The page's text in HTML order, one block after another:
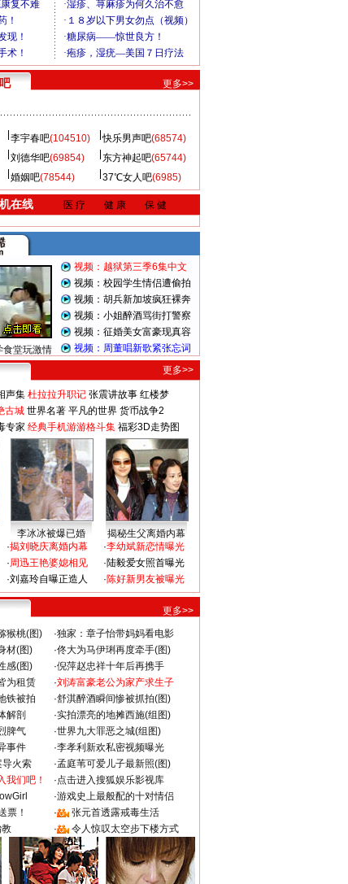
更多>>
李宇春吧(104510) 快乐男声吧(68574)
刘德华吧(69854) 东方神起吧(65744)
婚姻吧(78544) 37℃女人吧(6985)
在线 医 疗 健 康 保 健
食堂玩激情
视频：越狱第三季6集中文
视频：校园学生情侣遭偷拍
视频：胡兵新加坡疯狂裸奔
视频：小姐醉酒骂街打警察
视频：征婚美女富豪现真容
视频：周董唱新歌紧张忘词
更多>>
声集 杜拉拉升职记 张震讲故事 红楼梦
古城 世界名著 平凡的世界 货币战争2
专家 经典手机游游格斗集 福彩3D走势图
李冰冰被爆已婚
揭秘生父离婚内幕
·揭刘晓庆离婚内幕
·周迅王艳婆媳相见
·刘嘉玲自曝正造人
·李幼斌新恋情曝光
·陆毅爱女照首曝光
·陈好新男友被曝光
更多>>
猴桃(图) ·独家：章子怡带妈妈看电影
材(图) ·佟大为马伊琍再度牵手(图)
感(图) ·倪萍赵忠祥十年后再携手
为租赁 ·刘涛富豪老公为家产求生子
铁被拍 ·舒淇醉酒瞬间惨被抓拍(图)
解剖 ·实拍漂亮的地摊西施(组图)
脾气 ·世界九大罪恶之城(组图)
事件 ·李孝利新欢私密视频曝光
导火索 ·孟庭苇可爱儿子最新照(图)
我们吧！ ·点击进入搜狐娱乐影视库
·游戏史上最般配的十对情侣
票！ ·
张元首透露戒毒生活
· 令人惊叹太空步下楼方式